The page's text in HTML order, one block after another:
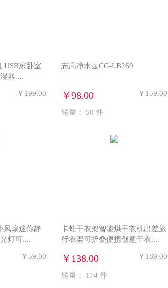
USB家卧室
器....
￥199.00
志高净水壶CG-LB269
￥98.00 ￥159.00
销量： 50 件
风扇迷你静
灯可....
￥59.00
卡蛙干衣架智能烘干衣机出差旅
行衣架可折叠便携创意干衣....
￥138.00 ￥189.00
销量： 174 件